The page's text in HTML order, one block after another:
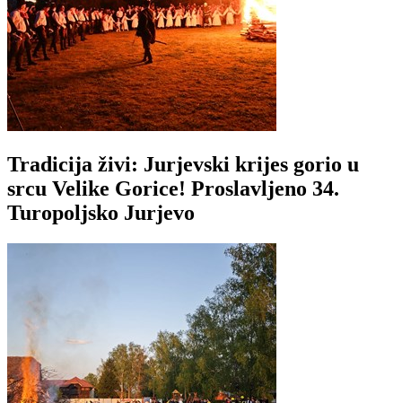
Tradicija živi: Jurjevski krijes gorio u
srcu Velike Gorice! Proslavljeno 34.
Turopoljsko Jurjevo